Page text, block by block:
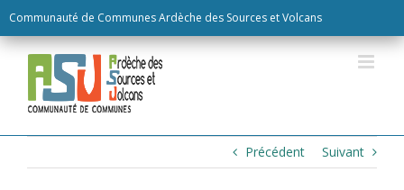
Communauté de Communes Ardèche des Sources et Volcans
to
content
Précédent Suivant